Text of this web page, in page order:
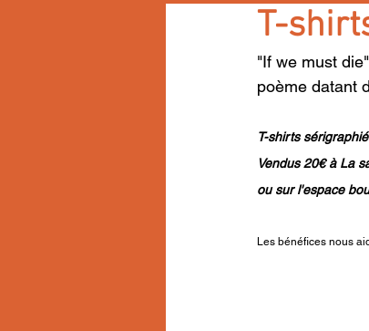
T-
"If we must
poème datant
T-shirts
Vendus 20€ à La
ou sur l'espace
Les bénéfices nous